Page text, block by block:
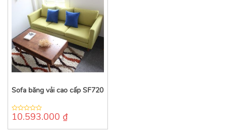
Sofa băng vải cao cấp SF720
0
of
10.593.000 ₫